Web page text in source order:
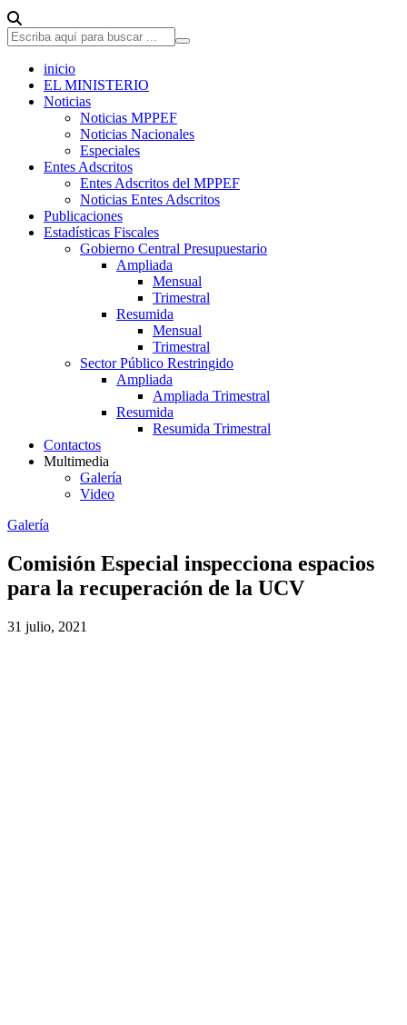
inicio
EL MINISTERIO
Noticias
Noticias MPPEF
Noticias Nacionales
Especiales
Entes Adscritos
Entes Adscritos del MPPEF
Noticias Entes Adscritos
Publicaciones
Estadísticas Fiscales
Gobierno Central Presupuestario
Ampliada
Mensual
Trimestral
Resumida
Mensual
Trimestral
Sector Público Restringido
Ampliada
Ampliada Trimestral
Resumida
Resumida Trimestral
Contactos
Multimedia
Galería
Video
Galería
Comisión Especial inspecciona espacios
para la recuperación de la UCV
31 julio, 2021